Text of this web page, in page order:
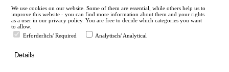
en
We use cookies on our website. Some of them are essential, while others help us to
improve this website - you can find more information about them and your rights
as a user in our privacy policy. You are free to decide which categories you want
to allow.
Erforderlich/ Required
Analytisch/ Analytical
Details